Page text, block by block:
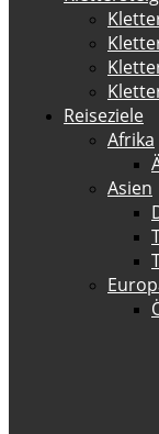
Reiseziele
Afrika
Asien